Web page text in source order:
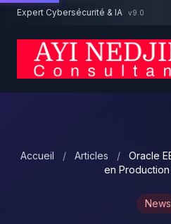
Aller au contenu principal
Expert Cybersécurité & IA v9.0
Accueil / Articles /
Oracle
en
News
Un projet cybersécurité ?